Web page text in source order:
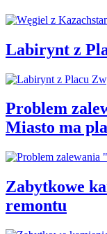
Labirynt z
Problem
Miasto ma
Zabytkowe
remontu